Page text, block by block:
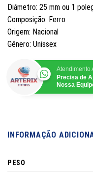
Diâmetro: 25 mm ou 1
Composição: Ferro
Origem: Nacional
Gênero: Unissex
Atendimento
Precisa de
Nossa
INFORMAÇÃO
PESO